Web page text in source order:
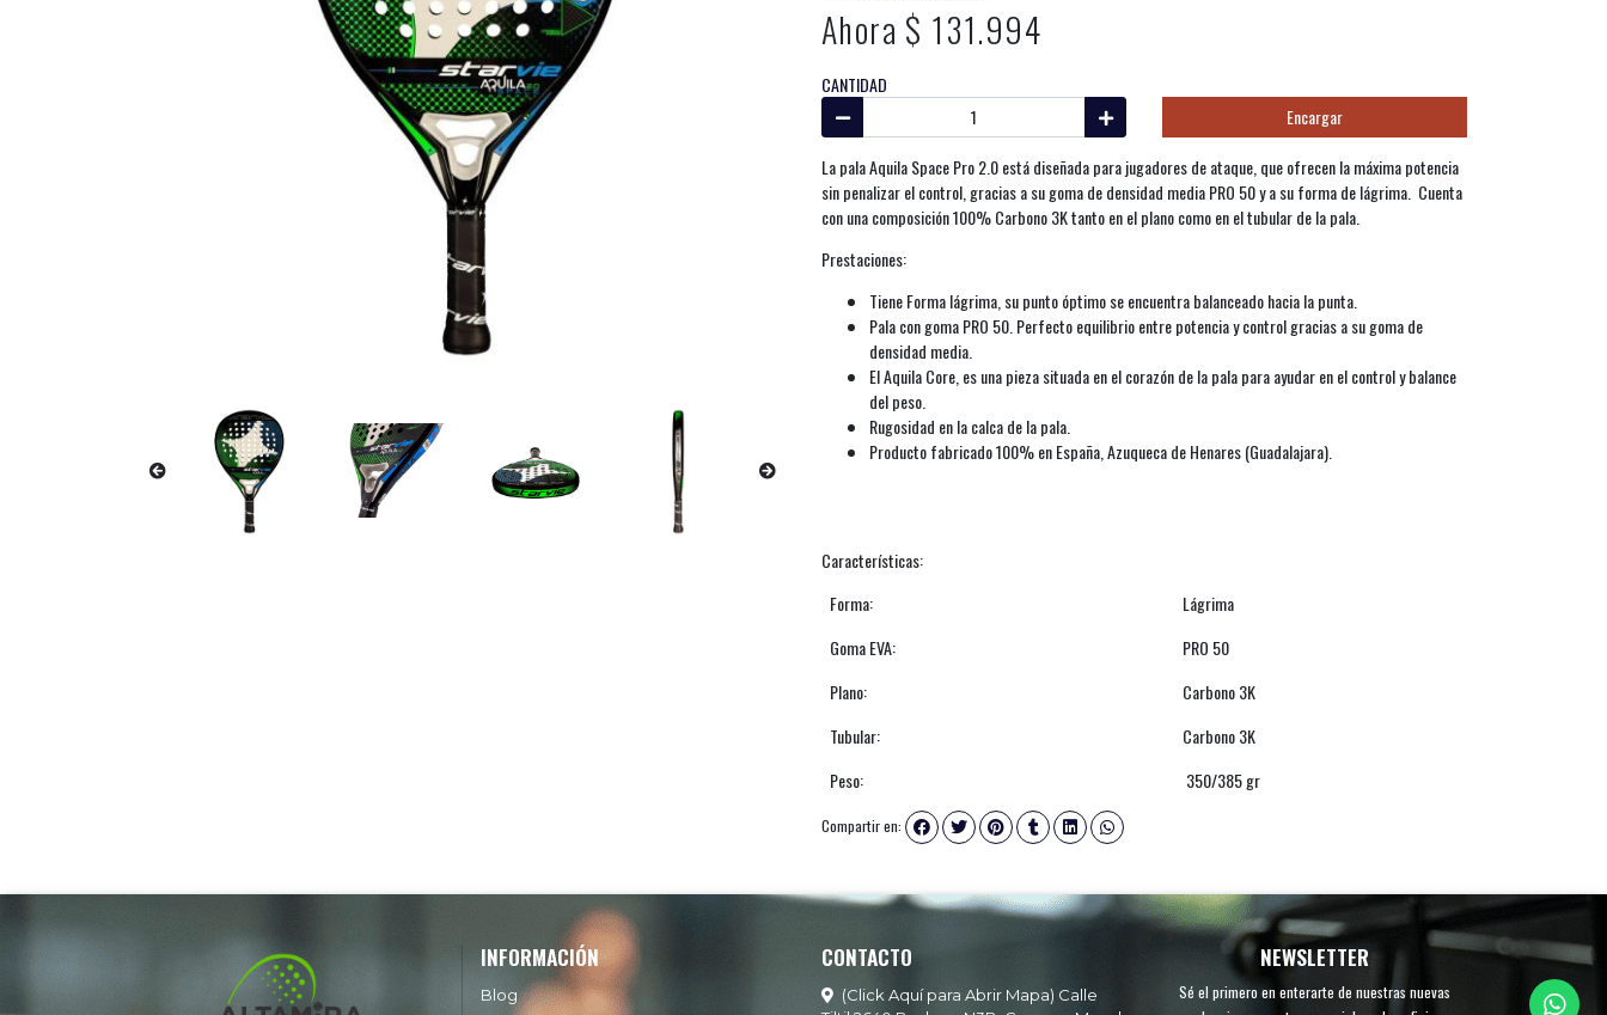
Ahora $ 131.994
CANTIDAD
Encargar
La pala Aquila Space Pro 2.0 está diseñada para jugadores de ataque, que ofrecen la máxima potencia
sin penalizar el control, gracias a su goma de densidad media PRO 50 y a su forma de lágrima. Cuenta
con una composición 100% Carbono 3K tanto en el plano como en el tubular de la pala.
Prestaciones:
Tiene Forma lágrima, su punto óptimo se encuentra balanceado hacia la punta.
Pala con goma PRO 50. Perfecto equilibrio entre potencia y control gracias a su goma de
densidad media.
El Aquila Core, es una pieza situada en el corazón de la pala para ayudar en el control y balance
del peso.
Rugosidad en la calca de la pala.
Producto fabricado 100% en España, Azuqueca de Henares (Guadalajara).
Características:
Forma:
Lágrima
Goma EVA:
PRO 50
Plano:
Carbono 3K
Tubular:
Carbono 3K
Peso:
350/385 gr
Compartir en:
INFORMACIÓN
Blog
CONTACTO
(Click Aquí para Abrir Mapa) Calle
NEWSLETTER
Sé el primero en enterarte de nuestras nuevas